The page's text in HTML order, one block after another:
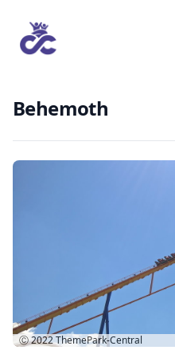
Behemoth
Ⓒ 2022ThemePark-Central